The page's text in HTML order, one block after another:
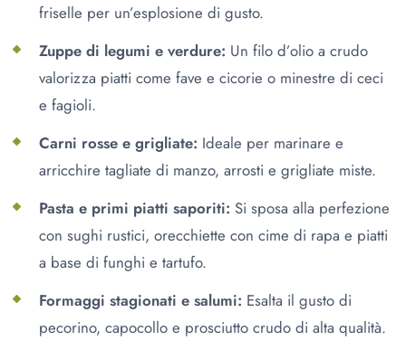
friselle per un’esplosione di gusto.
Zuppe di legumi e verdure: Un filo d’olio a crudo
valorizza piatti come fave e cicorie o minestre di ceci
e fagioli.
Carni rosse e grigliate: Ideale per marinare e
arricchire tagliate di manzo, arrosti e grigliate miste.
Pasta e primi piatti saporiti: Si sposa alla perfezione
con sughi rustici, orecchiette con cime di rapa e piatti
a base di funghi e tartufo.
Formaggi stagionati e salumi: Esalta il gusto di
pecorino, capocollo e prosciutto crudo di alta qualità.